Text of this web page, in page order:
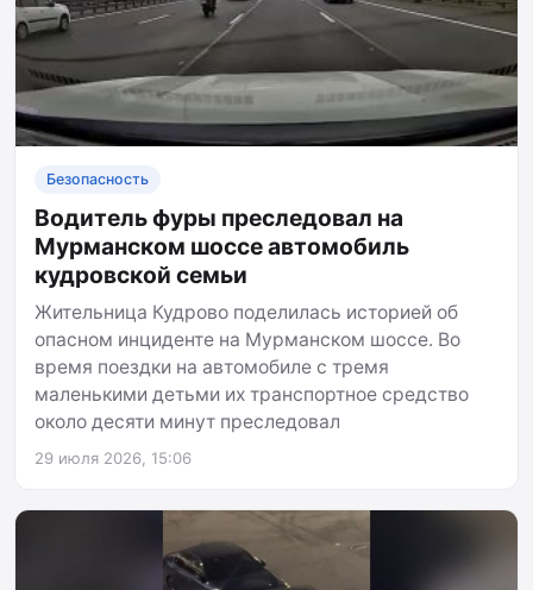
Безопасность
Водитель фуры преследовал на
Мурманском шоссе автомобиль
кудровской семьи
Жительница Кудрово поделилась историей об
опасном инциденте на Мурманском шоссе. Во
время поездки на автомобиле с тремя
маленькими детьми их транспортное средство
около десяти минут преследовал
29 июля 2026, 15:06